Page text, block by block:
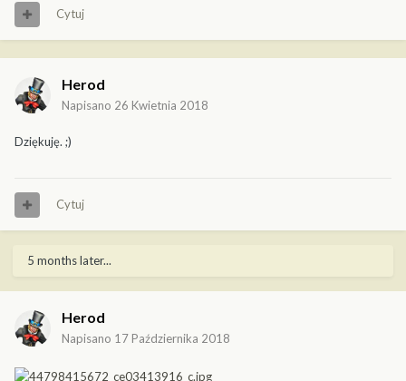
Cytuj
Herod
Napisano 26 Kwietnia 2018
Dziękuję. ;)
Cytuj
5 months later...
Herod
Napisano 17 Października 2018